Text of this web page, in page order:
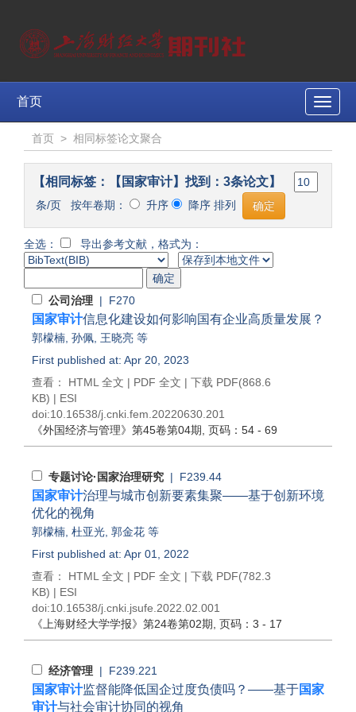
Toggle
首页
首页 > 相同标签论文聚合
【相同标签：【国家审计】找到：3条论文】
条/页 按年卷期： 升序 降序 排列
全选： 导出参考文献，格式为：
公司治理 | F270
国家审计信息化建设如何影响国有企业高质量发展？
郭檬楠 孙佩 王晓亮 等
First published at: Apr 20, 2023
查看： HTML 全文 | PDF 全文 | 下载 PDF(868.6
KB) | ESI
doi:10.16538/j.cnki.fem.20220630.201
《外国经济与管理》 第45卷第04期 , 页码：54 - 69
专题讨论·国家治理研究 | F239.44
国家审计治理与城市创新要素集聚——基于创新环境
优化的视角
郭檬楠 杜亚光 郭金花 等
First published at: Apr 01, 2022
查看： HTML 全文 | PDF 全文 | 下载 PDF(782.3
KB) | ESI
doi:10.16538/j.cnki.jsufe.2022.02.001
《上海财经大学学报》 第24卷第02期 , 页码：3 - 17
经济管理 | F239.221
国家审计监督能降低国企过度负债吗？——基于国家
审计与社会审计协同的视角